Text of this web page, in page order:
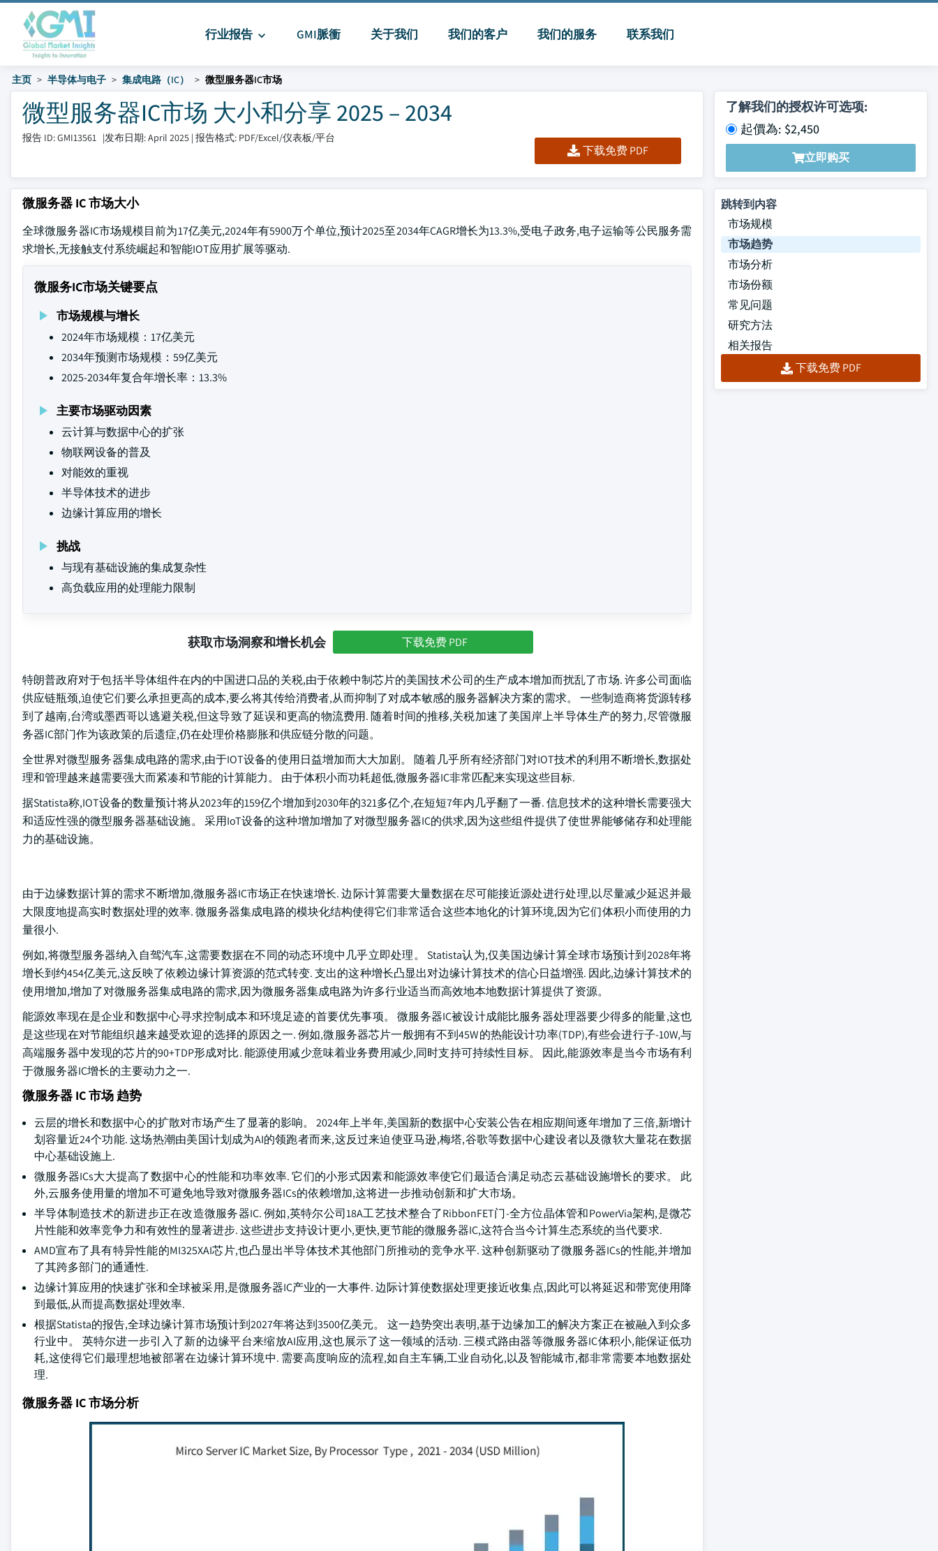
行业报告 GMI脈衝 关于我们 我们的客户 我们的服务 联系我们
主页 半导体与电子 集成电路（IC） 微型服务器IC市场
微型服务器IC市场 大小和分享 2025 – 2034
报告 ID: GMI13561 |发布日期: April 2025 | 报告格式: PDF/Excel/仪表板/平台
下载免费 PDF
了解我们的授权许可选项:
起價為: $2,450
立即购买
微服务器 IC 市场大小
全球微服务器IC市场规模目前为17亿美元,2024年有5900万个单位,预计2025至2034年CAGR增长为13.3%,受电子政务,电子运输等公民服务需
求增长,无接触支付系统崛起和智能IOT应用扩展等驱动.
微服务IC市场关键要点
市场规模与增长
2024年市场规模：17亿美元
2034年预测市场规模：59亿美元
2025-2034年复合年增长率：13.3%
主要市场驱动因素
云计算与数据中心的扩张
物联网设备的普及
对能效的重视
半导体技术的进步
边缘计算应用的增长
挑战
与现有基础设施的集成复杂性
高负载应用的处理能力限制
获取市场洞察和增长机会 下载免费 PDF
特朗普政府对于包括半导体组件在内的中国进口品的关税,由于依赖中制芯片的美国技术公司的生产成本增加而扰乱了市场. 许多公司面临
供应链瓶颈,迫使它们要么承担更高的成本,要么将其传给消费者,从而抑制了对成本敏感的服务器解决方案的需求。 一些制造商将货源转移
到了越南,台湾或墨西哥以逃避关税,但这导致了延误和更高的物流费用. 随着时间的推移,关税加速了美国岸上半导体生产的努力,尽管微服
务器IC部门作为该政策的后遗症,仍在处理价格膨胀和供应链分散的问题。
全世界对微型服务器集成电路的需求,由于IOT设备的使用日益增加而大大加剧。 随着几乎所有经济部门对IOT技术的利用不断增长,数据处
理和管理越来越需要强大而紧凑和节能的计算能力。 由于体积小而功耗超低,微服务器IC非常匹配来实现这些目标.
据Statista称,IOT设备的数量预计将从2023年的159亿个增加到2030年的321多亿个,在短短7年内几乎翻了一番. 信息技术的这种增长需要强大
和适应性强的微型服务器基础设施。 采用IoT设备的这种增加增加了对微型服务器IC的供求,因为这些组件提供了使世界能够储存和处理能
力的基础设施。
由于边缘数据计算的需求不断增加,微服务器IC市场正在快速增长. 边际计算需要大量数据在尽可能接近源处进行处理,以尽量减少延迟并最
大限度地提高实时数据处理的效率. 微服务器集成电路的模块化结构使得它们非常适合这些本地化的计算环境,因为它们体积小而使用的力
量很小.
例如,将微型服务器纳入自驾汽车,这需要数据在不同的动态环境中几乎立即处理。 Statista认为,仅美国边缘计算全球市场预计到2028年将
增长到约454亿美元,这反映了依赖边缘计算资源的范式转变. 支出的这种增长凸显出对边缘计算技术的信心日益增强. 因此,边缘计算技术的
使用增加,增加了对微服务器集成电路的需求,因为微服务器集成电路为许多行业适当而高效地本地数据计算提供了资源。
能源效率现在是企业和数据中心寻求控制成本和环境足迹的首要优先事项。 微服务器IC被设计成能比服务器处理器要少得多的能量,这也
是这些现在对节能组织越来越受欢迎的选择的原因之一. 例如,微服务器芯片一般拥有不到45W的热能设计功率(TDP),有些会进行子-10W,与
高端服务器中发现的芯片的90+TDP形成对比. 能源使用减少意味着业务费用减少,同时支持可持续性目标。 因此,能源效率是当今市场有利
于微服务器IC增长的主要动力之一.
微服务器 IC 市场 趋势
云层的增长和数据中心的扩散对市场产生了显著的影响。 2024年上半年,美国新的数据中心安装公告在相应期间逐年增加了三倍,新增计
划容量近24个功能. 这场热潮由美国计划成为AI的领跑者而来,这反过来迫使亚马逊,梅塔,谷歌等数据中心建设者以及微软大量花在数据
中心基础设施上.
微服务器ICs大大提高了数据中心的性能和功率效率. 它们的小形式因素和能源效率使它们最适合满足动态云基础设施增长的要求。 此
外,云服务使用量的增加不可避免地导致对微服务器ICs的依赖增加,这将进一步推动创新和扩大市场。
半导体制造技术的新进步正在改造微服务器IC. 例如,英特尔公司18A工艺技术整合了RibbonFET门-全方位晶体管和PowerVia架构,是微芯
片性能和效率竞争力和有效性的显著进步. 这些进步支持设计更小,更快,更节能的微服务器IC,这符合当今计算生态系统的当代要求.
AMD宣布了具有特异性能的MI325XAI芯片,也凸显出半导体技术其他部门所推动的竞争水平. 这种创新驱动了微服务器ICs的性能,并增加
了其跨多部门的通通性.
边缘计算应用的快速扩张和全球被采用,是微服务器IC产业的一大事件. 边际计算使数据处理更接近收集点,因此可以将延迟和带宽使用降
到最低,从而提高数据处理效率.
根据Statista的报告,全球边缘计算市场预计到2027年将达到3500亿美元。 这一趋势突出表明,基于边缘加工的解决方案正在被融入到众多
行业中。 英特尔进一步引入了新的边缘平台来缩放AI应用,这也展示了这一领域的活动. 三模式路由器等微服务器IC体积小,能保证低功
耗,这使得它们最理想地被部署在边缘计算环境中. 需要高度响应的流程,如自主车辆,工业自动化,以及智能城市,都非常需要本地数据处
理.
微服务器 IC 市场分析
跳转到内容
市场规模
市场趋势
市场分析
市场份额
常见问题
研究方法
相关报告
下载免费 PDF